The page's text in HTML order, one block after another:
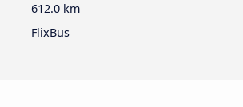
612.0 km
FlixBus